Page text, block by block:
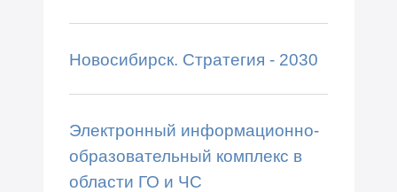
Новосибирск. Стратегия - 2030
Электронный информационно-
образовательный комплекс в
области ГО и ЧС